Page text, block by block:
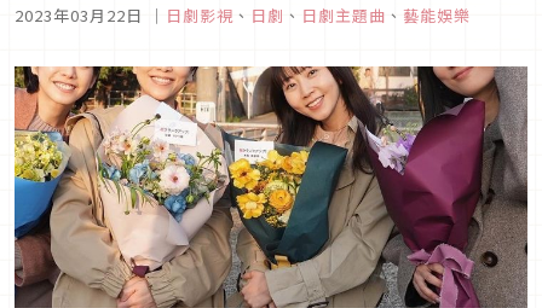
後一集就有超多首！
2023年03月22日 ｜ 日劇影視 、 日劇 、 日劇主題曲 、 藝能娛樂